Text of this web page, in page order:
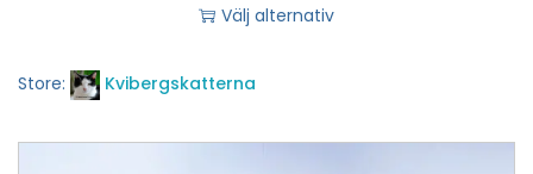
Välj alternativ
Store: Kvibergskatterna